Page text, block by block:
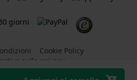
Cookie Policy
sulla privacy